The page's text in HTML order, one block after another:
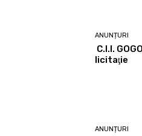
ANUNȚURI
C.I.I.
licitaţie
ANUNȚURI